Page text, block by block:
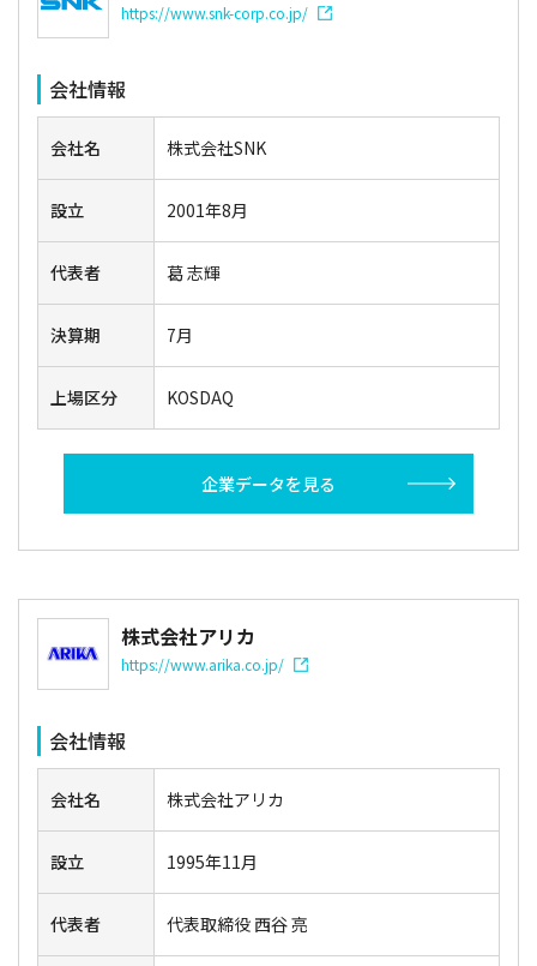
https://www.snk-corp.co.jp/
会社情報
会社名 株式会社SNK
設立 2001年8月
代表者 葛 志輝
決算期 7月
上場区分 KOSDAQ
企業データを見る
株式会社アリカ
https://www.arika.co.jp/
会社情報
会社名 株式会社アリカ
設立 1995年11月
代表者 代表取締役 西谷 亮